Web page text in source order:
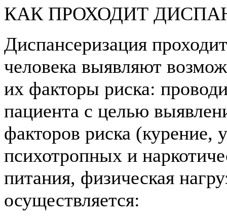
КАК ПРОХОДИТ
Диспансеризация
человека выявляют
их факторы риска:
пациента с целью
факторов риска (курение,
психотропных и
питания, физическая
осуществляется: